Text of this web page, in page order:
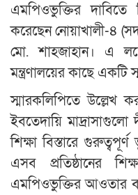
এমপিওভুক্তির দাবিতে
করেছেন নোয়াখালী-৪
মো. শাহজাহান। এ
মন্ত্রণালয়ের কাছে একটি
স্মারকলিপিতে উল্লেখ
ইবতেদায়ি মাদ্রাসাগুলো
শিক্ষা বিস্তারে
এসব প্রতিষ্ঠানের
এমপিওভুক্তির আওতার